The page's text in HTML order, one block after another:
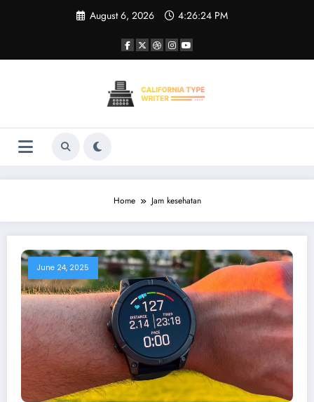
August 6, 2026 4:26:24 PM
Home Jam kesehatan
June 24, 2025